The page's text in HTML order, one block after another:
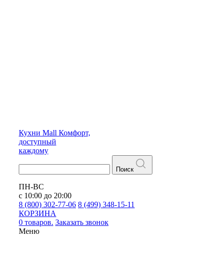
Кухни Mall Комфорт,
доступный
каждому
Поиск
ПН-ВС
с 10:00 до 20:00
8 (800) 302-77-06 8 (499) 348-15-11
КОРЗИНА
0 товаров. Заказать звонок
Меню